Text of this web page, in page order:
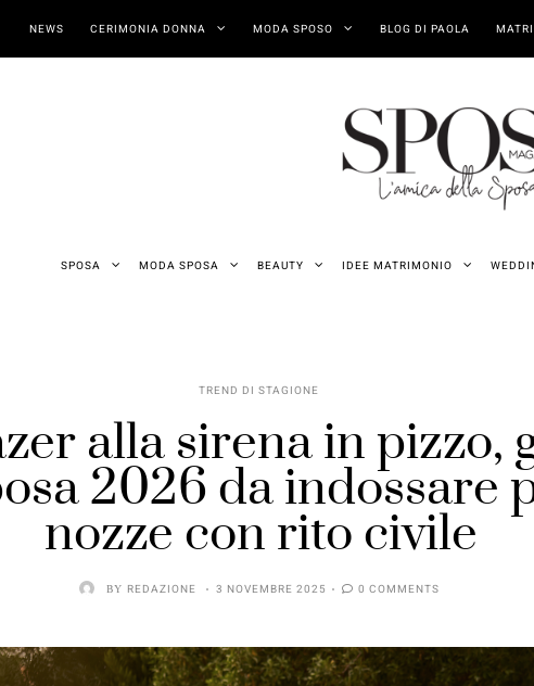
NEWS CERIMONIA DONNA MODA SPOSO BLOG DI PAOLA
SPOSA MODA SPOSA BEAUTY IDEE MATRIMONIO
TREND DI STAGIONE
alla sirena in pizzo,
2026 da indossare
nozze con rito civile
BY REDAZIONE 3 NOVEMBRE 2025 0 COMMENTS